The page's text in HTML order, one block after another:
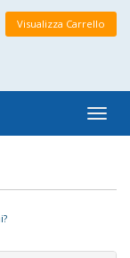
Visualizza Carrello